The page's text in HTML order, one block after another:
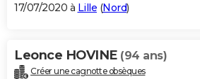
17/07/2020 à Lille (Nord)
Leonce HOVINE (94 ans)
Créer une cagnotte obsèques